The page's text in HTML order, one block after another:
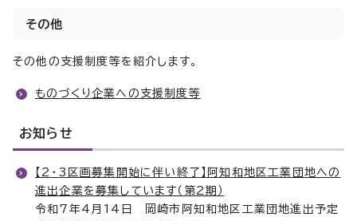
その他
その他の支援制度等を紹介します。
ものづくり企業への支援制度等
お知らせ
【2・3区画募集開始に伴い終了】阿知和地区工業団地への
進出企業を募集しています（第2期）
令和7年4月14日 岡崎市阿知和地区工業団地進出予定